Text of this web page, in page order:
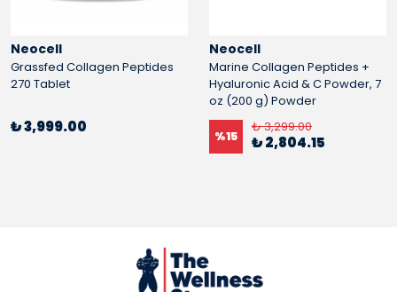
Neocell
Grassfed Collagen Peptides
270 Tablet
₺ 3,999.00
Neocell
Marine Collagen Peptides +
Hyaluronic Acid & C Powder, 7
oz (200 g) Powder
%15
₺ 3,299.00
₺ 2,804.15